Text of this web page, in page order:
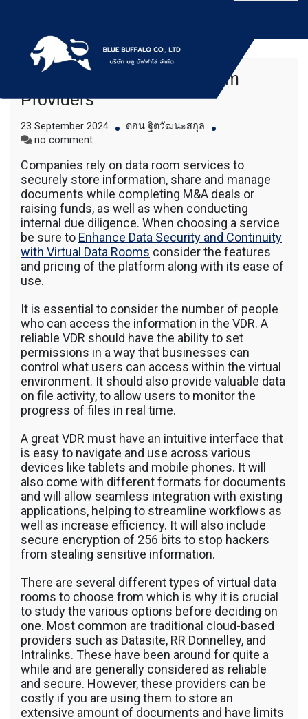
Bluebuffalo บลูบัฟฟา
โล่ ให้บริการเช่า
เครื่องจักร อย่างมือ
อาชีพ
บริการให้เช่าเครื่องจักร สำหรับใช้งานทั่วไป
โดยเครื่องจักรที่นำมาบริการเป็นเครื่องจักรรุ่น
ใหม่ ทันสมัย ทำงานรวดเร็ว ได้ผลงานที่คุ้มค่า
ราคายุติธรรม ขุดดิน ตักหิน ตักทราย ตัก
แร่ ตักสินค้าต่างๆ ขนย้ายเครื่องจักร โดยรถ
เทลเลอร์ รถพื้นเรียบชานต่ำ (Low bed) ขนส่ง
สินค้า โดยรถพ่วงดั๊มพ์ จำหน่ายดิน หิน ทราย
รับเหมาถมที่ รถตัก CAT 950 รถตัก Komatsu
WA 380 WA 320 WA 200 รถตัก Hitachi ZW
220 ZW 180 แบ็คโฮ CAT 320 CAT 312 แบ็ค
โฮ Komatsu PC 200 LC บูมยาว PC 200 PC
120 แบ็คโฮ Kobelco SK 210 บูมยาว SK 200
SK 140ขุดดิน ตักหิน ตักทราย ตักถ่านหิน
ตักกะลาปาร์ม ตักไม้สับ ตักวู๊ดชิป ตักแร่ ตัก
สินค้าต่างๆ ขนย้ายเครื่องจักร โดยรถเทลเลอร์
รถพื้นเรียบชานต่ำ (Low bed) ขนส่งสินค้า โดย
รถพ่วงดั๊มพ์ จำหน่ายดิน หิน ทราย รับเหมาถม
ที่ รถตัก CAT 950 รถตัก Komatsu WA 380 WA
320 WA 200 รถตัก Hitachi ZW 220 ZW 180
แบ็คโฮ CAT 320 CAT 312 แบ็คโฮ Komatsu
PC 200 LC บูมยาว PC 200 PC 120 แบ็คโฮ
Kobelco SK 210 บูมยาว SK 200 SK 140
How to Evaluate Data Room
Providers
23 September 2024
ดอน ฐิตวัฒนะสกุล
no commenton
to
Evaluate
Data
Room
Providers
Companies rely on data room services to
securely store information, share and manage
documents while completing M&A deals or
raising funds, as well as when conducting
internal due diligence. When choosing a service
be sure to Enhance Data Security and Continuity
with Virtual Data Rooms consider the features
and pricing of the platform along with its ease of
use.
It is essential to consider the number of people
who can access the information in the VDR. A
reliable VDR should have the ability to set
permissions in a way that businesses can
control what users can access within the virtual
environment. It should also provide valuable data
on file activity, to allow users to monitor the
progress of files in real time.
A great VDR must have an intuitive interface that
is easy to navigate and use across various
devices like tablets and mobile phones. It will
also come with different formats for documents
and will allow seamless integration with existing
applications, helping to streamline workflows as
well as increase efficiency. It will also include
secure encryption of 256 bits to stop hackers
from stealing sensitive information.
There are several different types of virtual data
rooms to choose from which is why it is crucial
to study the various options before deciding on
one. Most common are traditional cloud-based
providers such as Datasite, RR Donnelley, and
Intralinks. These have been around for quite a
while and are generally considered as reliable
and secure. However, these providers can be
costly if you are using them to store an
extensive amount of documents and have limits